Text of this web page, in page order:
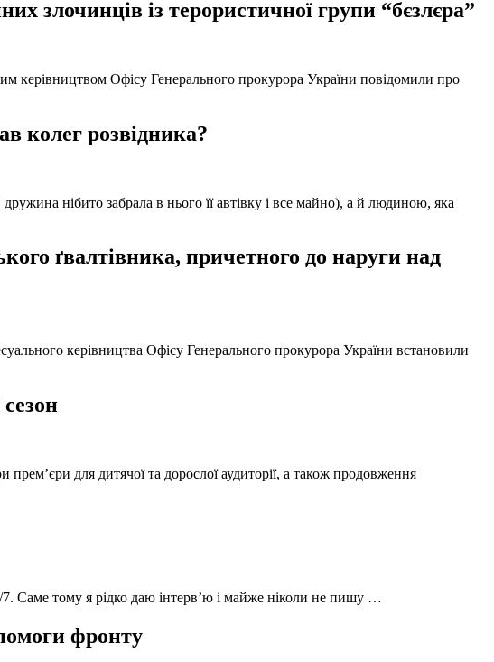
злочинців із терористичної групи “бєзлєра”
керівництвом Офісу Генерального прокурора України повідомили про
колег розвідника?
нібито забрала в нього її автівку і все майно), а й людиною, яка
ґвалтівника, причетного до наруги над
керівництва Офісу Генерального прокурора України встановили
для дитячої та дорослої аудиторії, а також продовження
Саме тому я рідко даю інтерв’ю і майже ніколи не пишу …
фронту